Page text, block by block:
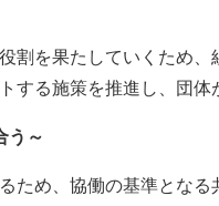
割を果たしていくため、
する施策を推進し、団体
う～
め、協働の基準となる